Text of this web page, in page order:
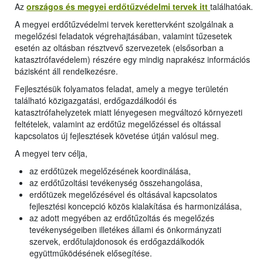
Az országos és megyei erdőtűzvédelmi tervek itt találhatóak.
A megyei erdőtűzvédelmi tervek kerettervként szolgálnak a
megelőzési feladatok végrehajtásában, valamint tűzesetek
esetén az oltásban résztvevő szervezetek (elsősorban a
katasztrófavédelem) részére egy mindig naprakész információs
bázisként áll rendelkezésre.
Fejlesztésük folyamatos feladat, amely a megye területén
található közigazgatási, erdőgazdálkodói és
katasztrófahelyzetek miatt lényegesen megváltozó környezeti
feltételek, valamint az erdőtűz megelőzéssel és oltással
kapcsolatos új fejlesztések követése útján valósul meg.
A megyei terv célja,
az erdőtüzek megelőzésének koordinálása,
az erdőtűzoltási tevékenység összehangolása,
erdőtüzek megelőzésével és oltásával kapcsolatos
fejlesztési koncepció közös kialakítása és harmonizálása,
az adott megyében az erdőtűzoltás és megelőzés
tevékenységeiben illetékes állami és önkormányzati
szervek, erdőtulajdonosok és erdőgazdálkodók
együttműködésének elősegítése.